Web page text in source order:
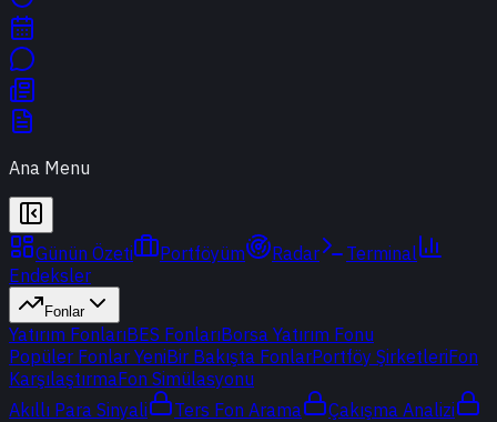
Ana Menu
Günün Özeti Portföyüm Radar
Terminal
Endeksler
Fonlar
Yatırım FonlarıBES FonlarıBorsa Yatırım Fonu
Popüler Fonlar YeniBir Bakışta FonlarPortföy ŞirketleriFon
KarşılaştırmaFon Simülasyonu
Akıllı Para Sinyali
Ters Fon Arama
Çakışma Analizi